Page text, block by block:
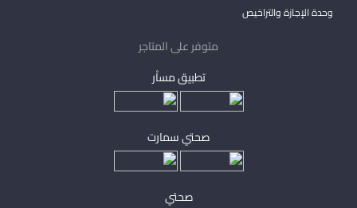
وحدة الإجازة والتراخيص
متوفر على المتاجر
تطبيق مساْر
صحتي سمارت
صحتي